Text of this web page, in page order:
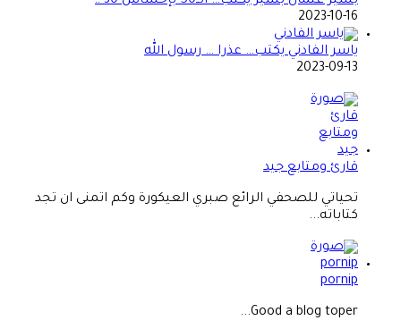
2023-10-16
ياسر الفادني يكتب… عذرا … رسول الله
2023-09-13
قارئ ومتابع جيد
تحياتي للصحفي الرائع صبري العيكورة وكم اتمنى ان تجد
كتاباته...
pornip
Good a blog toper...